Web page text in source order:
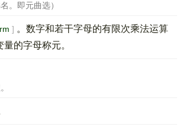
。即元曲选）
。数字和若干字母的有限次乘法运算
的字母称元。